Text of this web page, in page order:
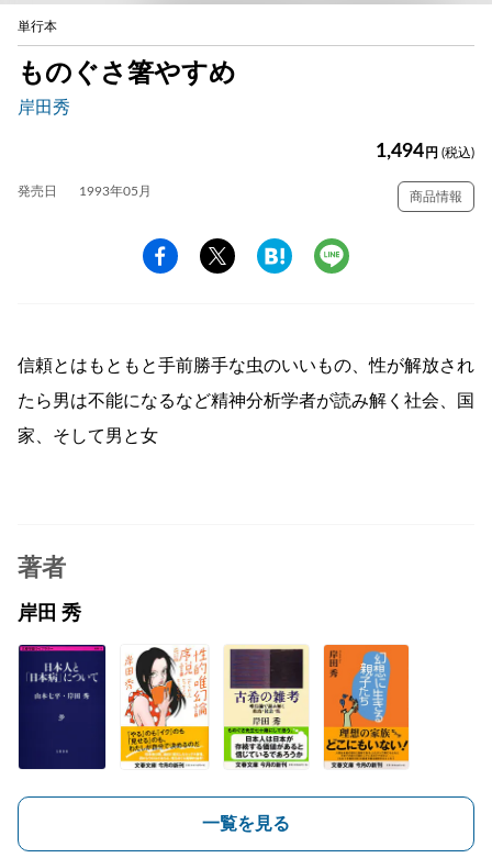
単行本
ものぐさ箸やすめ
岸田秀
1,494 円 (税込)
発売日 1993年05月 商品情報
信頼とはもともと手前勝手な虫のいいもの、性が解放され
たら男は不能になるなど精神分析学者が読み解く社会、国
家、そして男と女
著者
岸田 秀
一覧を見る